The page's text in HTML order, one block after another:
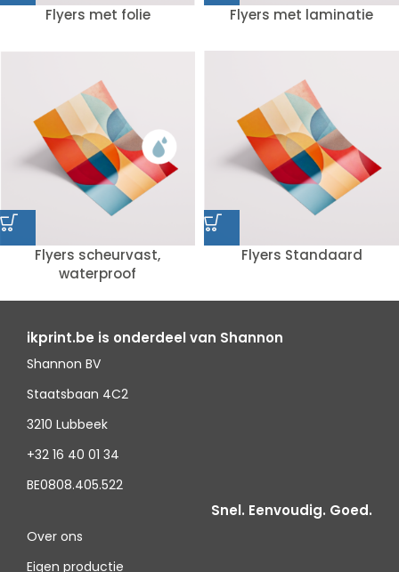
Flyers met folie Flyers met laminatie
Flyers scheurvast,
waterproof
Flyers Standaard
ikprint.be is onderdeel van Shannon
Shannon BV
Staatsbaan 4C2
3210 Lubbeek
+32 16 40 01 34
BE0808.405.522
Snel. Eenvoudig. Goed.
Over ons
Eigen productie